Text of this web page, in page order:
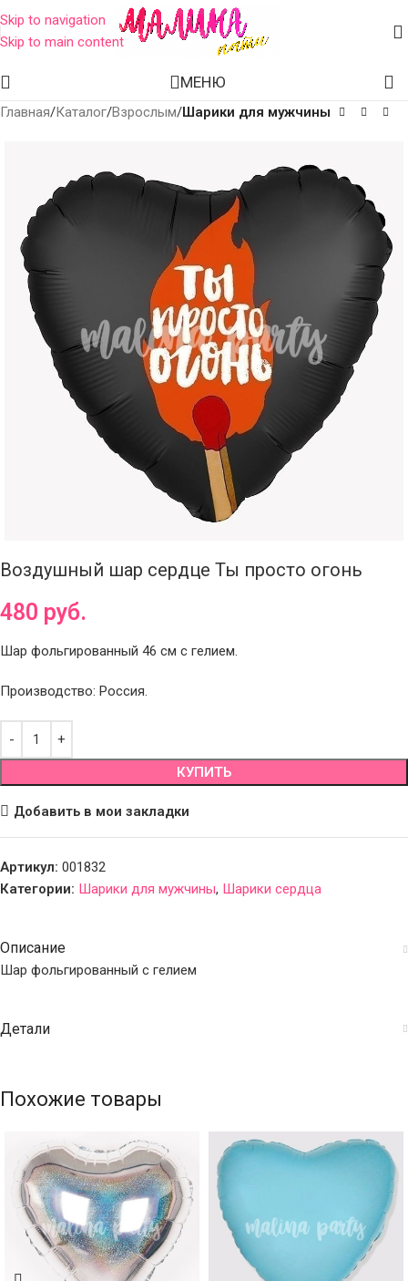
Skip to navigation
Skip to main content
МЕНЮ
Главная Каталог Взрослым Шарики для мужчины
Воздушный шар сердце Ты просто огонь
480 руб.
Шар фольгированный 46 см с гелием.
Производство: Россия.
КУПИТЬ
Добавить в мои закладки
Артикул: 001832
Категории: Шарики для мужчины, Шарики сердца
Описание
Шар фольгированный с гелием
Детали
Похожие товары